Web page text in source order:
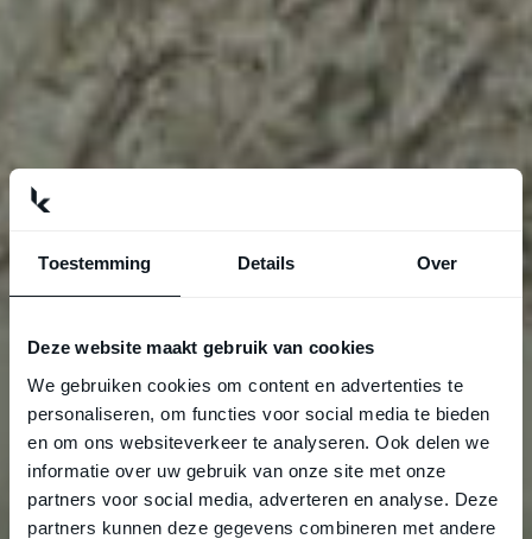
Toestemming Details Over
Deze website maakt gebruik van cookies
We gebruiken cookies om content en advertenties te
personaliseren, om functies voor social media te bieden
en om ons websiteverkeer te analyseren. Ook delen we
informatie over uw gebruik van onze site met onze
partners voor social media, adverteren en analyse. Deze
partners kunnen deze gegevens combineren met andere